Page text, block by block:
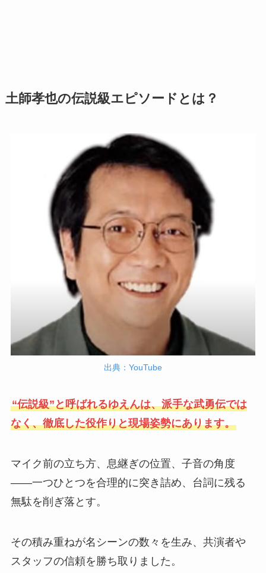
土師孝也の伝説級エピソードとは？
出典：YouTube
“伝説級”と呼ばれるゆえんは、派手な武勇伝では
なく、徹底した役作りと現場姿勢にあります。
マイク前の立ち方、息継ぎの位置、子音の角度
――一つひとつを合理的に突き詰め、台詞に残る
無駄を削ぎ落とす。
その積み重ねが名シーンの数々を生み、共演者や
スタッフの信頼を勝ち取りました。